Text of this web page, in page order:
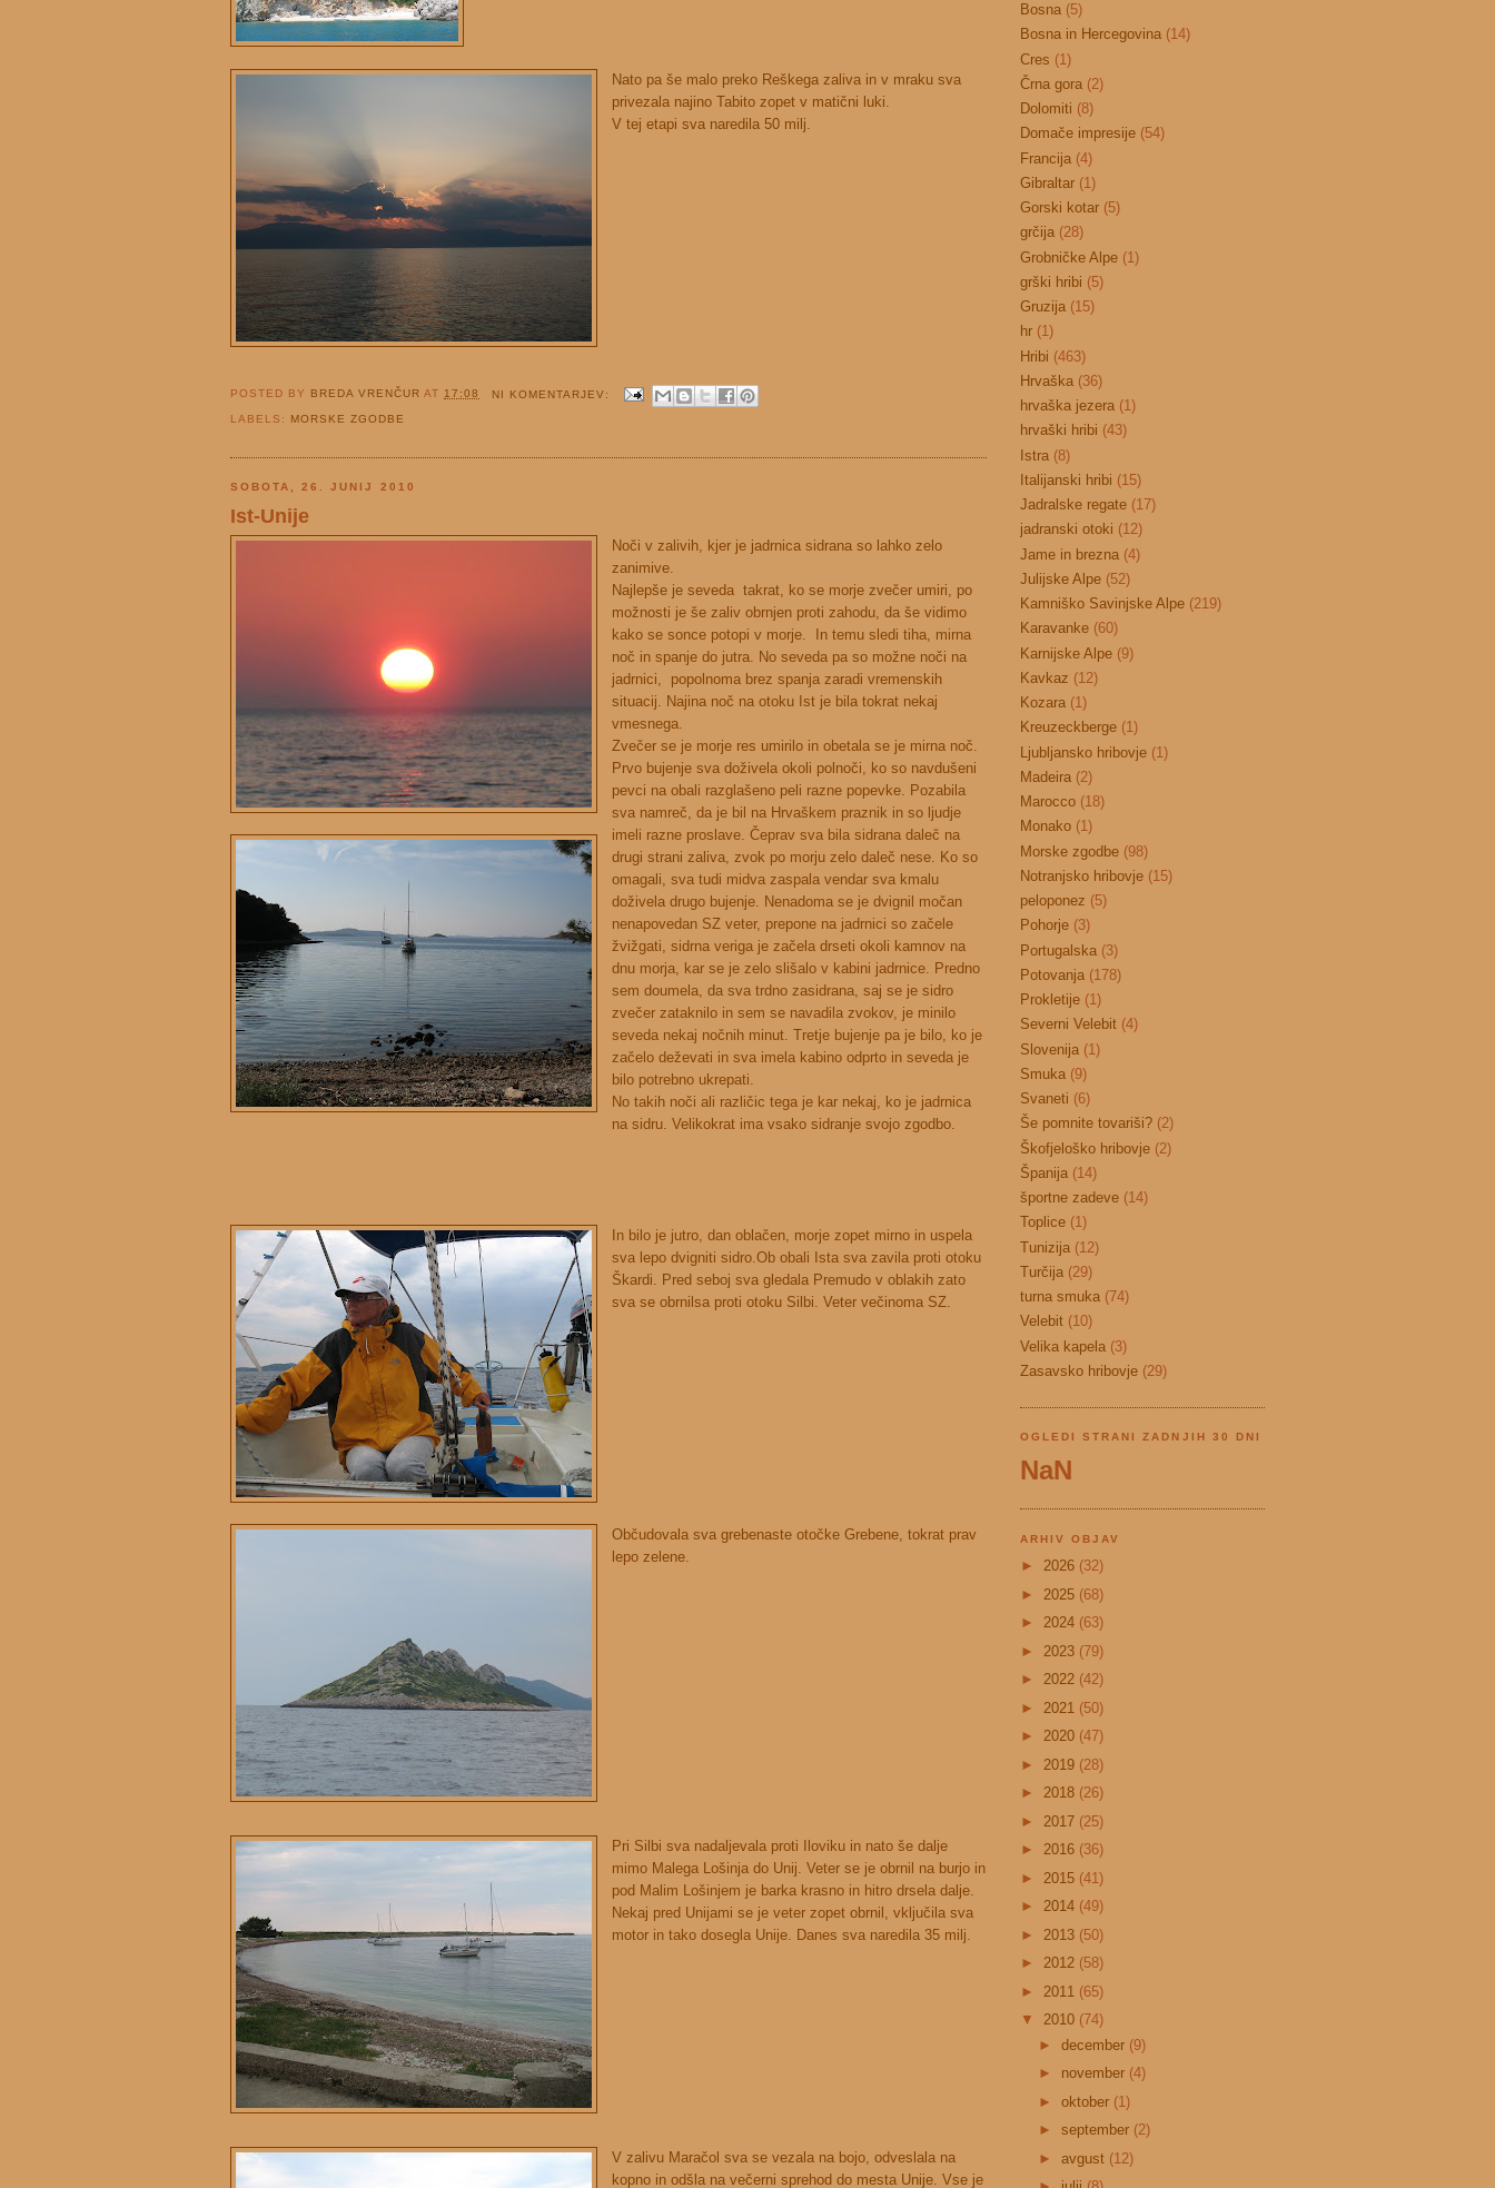
Nato pa še malo preko Reškega zaliva in v mraku sva
privezala najino Tabito zopet v matični luki.
V tej etapi sva naredila 50 milj.
POSTED BY BREDA VRENČURAT 17:08
NI KOMENTARJEV:
LABELS: MORSKE ZGODBE
SOBOTA, 26. JUNIJ 2010
Ist-Unije
Noči v zalivih, kjer je jadrnica sidrana so lahko zelo
zanimive.
Najlepše je seveda takrat, ko se morje zvečer umiri, po
možnosti je še zaliv obrnjen proti zahodu, da še vidimo
kako se sonce potopi v morje. In temu sledi tiha, mirna
noč in spanje do jutra. No seveda pa so možne noči na
jadrnici, popolnoma brez spanja zaradi vremenskih
situacij. Najina noč na otoku Ist je bila tokrat nekaj
vmesnega.
Zvečer se je morje res umirilo in obetala se je mirna noč.
Prvo bujenje sva doživela okoli polnoči, ko so navdušeni
pevci na obali razglašeno peli razne popevke. Pozabila
sva namreč, da je bil na Hrvaškem praznik in so ljudje
imeli razne proslave. Čeprav sva bila sidrana daleč na
drugi strani zaliva, zvok po morju zelo daleč nese. Ko so
omagali, sva tudi midva zaspala vendar sva kmalu
doživela drugo bujenje. Nenadoma se je dvignil močan
nenapovedan SZ veter, prepone na jadrnici so začele
žvižgati, sidrna veriga je začela drseti okoli kamnov na
dnu morja, kar se je zelo slišalo v kabini jadrnice. Predno
sem doumela, da sva trdno zasidrana, saj se je sidro
zvečer zataknilo in sem se navadila zvokov, je minilo
seveda nekaj nočnih minut. Tretje bujenje pa je bilo, ko je
začelo deževati in sva imela kabino odprto in seveda je
bilo potrebno ukrepati.
No takih noči ali različic tega je kar nekaj, ko je jadrnica
na sidru. Velikokrat ima vsako sidranje svojo zgodbo.
In bilo je jutro, dan oblačen, morje zopet mirno in uspela
sva lepo dvigniti sidro.Ob obali Ista sva zavila proti otoku
Škardi. Pred seboj sva gledala Premudo v oblakih zato
sva se obrnilsa proti otoku Silbi. Veter večinoma SZ.
Občudovala sva grebenaste otočke Grebene, tokrat prav
lepo zelene.
Pri Silbi sva nadaljevala proti Iloviku in nato še dalje
mimo Malega Lošinja do Unij. Veter se je obrnil na burjo in
pod Malim Lošinjem je barka krasno in hitro drsela dalje.
Nekaj pred Unijami se je veter zopet obrnil, vključila sva
motor in tako dosegla Unije. Danes sva naredila 35 milj.
V zalivu Maračol sva se vezala na bojo, odveslala na
kopno in odšla na večerni sprehod do mesta Unije. Vse je
Bosna (5)
Bosna in Hercegovina (14)
Cres (1)
Črna gora (2)
Dolomiti (8)
Domače impresije (54)
Francija (4)
Gibraltar (1)
Gorski kotar (5)
grčija (28)
Grobničke Alpe (1)
grški hribi (5)
Gruzija (15)
hr (1)
Hribi (463)
Hrvaška (36)
hrvaška jezera (1)
hrvaški hribi (43)
Istra (8)
Italijanski hribi (15)
Jadralske regate (17)
jadranski otoki (12)
Jame in brezna (4)
Julijske Alpe (52)
Kamniško Savinjske Alpe (219)
Karavanke (60)
Karnijske Alpe (9)
Kavkaz (12)
Kozara (1)
Kreuzeckberge (1)
Ljubljansko hribovje (1)
Madeira (2)
Marocco (18)
Monako (1)
Morske zgodbe (98)
Notranjsko hribovje (15)
peloponez (5)
Pohorje (3)
Portugalska (3)
Potovanja (178)
Prokletije (1)
Severni Velebit (4)
Slovenija (1)
Smuka (9)
Svaneti (6)
Še pomnite tovariši? (2)
Škofjeloško hribovje (2)
Španija (14)
športne zadeve (14)
Toplice (1)
Tunizija (12)
Turčija (29)
turna smuka (74)
Velebit (10)
Velika kapela (3)
Zasavsko hribovje (29)
OGLEDI STRANI ZADNJIH 30 DNI
NaN
ARHIV OBJAV
► 2026 (32)
► 2025 (68)
► 2024 (63)
► 2023 (79)
► 2022 (42)
► 2021 (50)
► 2020 (47)
► 2019 (28)
► 2018 (26)
► 2017 (25)
► 2016 (36)
► 2015 (41)
► 2014 (49)
► 2013 (50)
► 2012 (58)
► 2011 (65)
▼ 2010 (74)
► december (9)
► november (4)
► oktober (1)
► september (2)
► avgust (12)